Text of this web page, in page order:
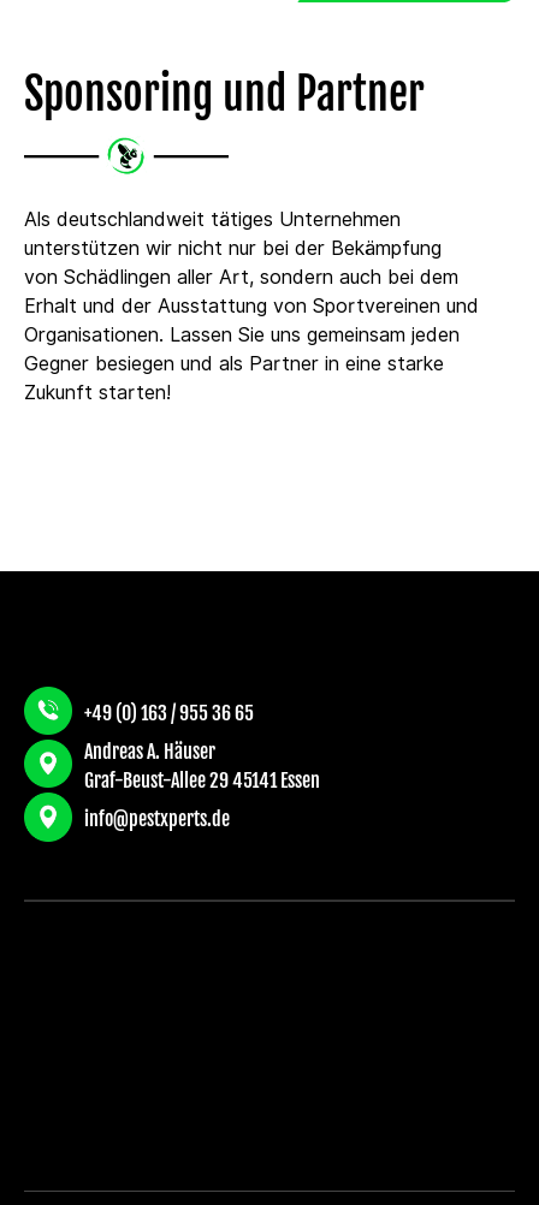
Sponsoring und Partner
Als deutschlandweit tätiges Unternehmen
unterstützen wir nicht nur bei der Bekämpfung
von Schädlingen aller Art, sondern auch bei dem
Erhalt und der Ausstattung von Sportvereinen und
Organisationen. Lassen Sie uns gemeinsam jeden
Gegner besiegen und als Partner in eine starke
Zukunft starten!
+49 (0) 163 / 955 36 65
Andreas A. Häuser
Graf-Beust-Allee 29 45141 Essen
info@pestxperts.de